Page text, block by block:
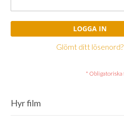
LOGGA IN
Glömt ditt lösenord?
Hyr film